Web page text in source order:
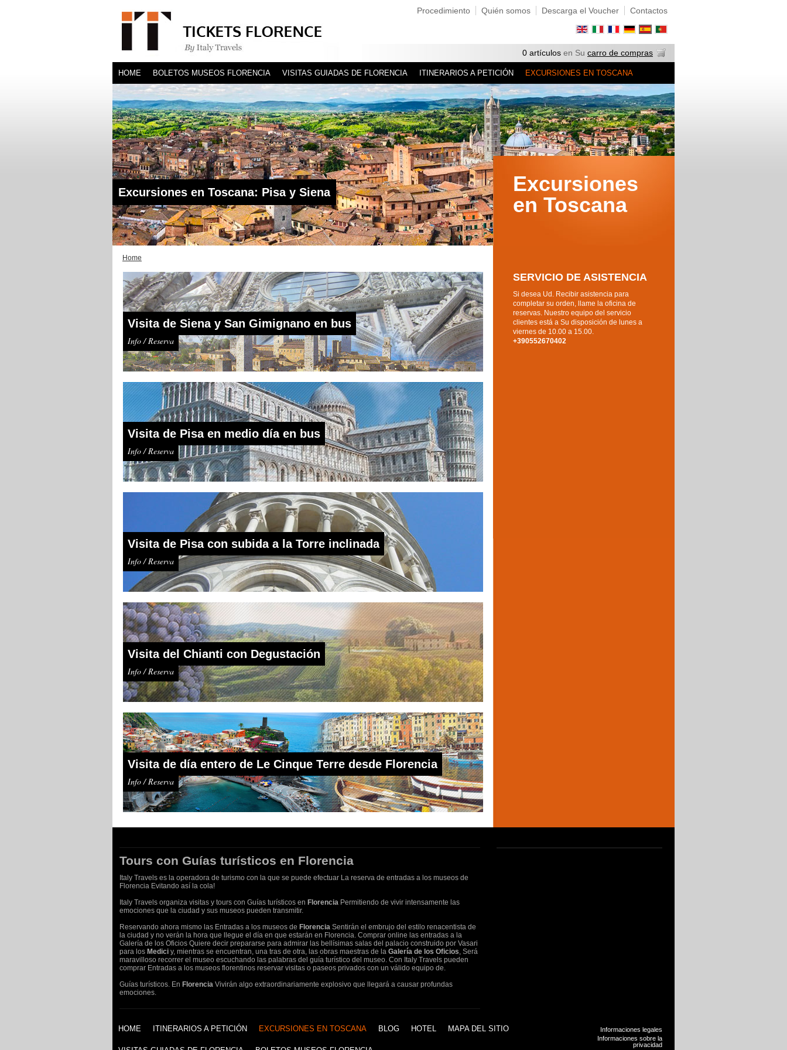
Procedimiento Quién somos Descarga el Voucher Contactos
0 artículos en Su carro de compras
HOME BOLETOS MUSEOS FLORENCIA VISITAS GUIADAS DE FLORENCIA ITINERARIOS A PETICIÓN EXCURSIONES EN TOSCANA
BLOG HOTEL
Excursiones en Toscana: Pisa y Siena
Excursiones
en Toscana
Home
Visita de Siena y San Gimignano en bus
Info / Reserva
Visita de Pisa en medio día en bus
Info / Reserva
Visita de Pisa con subida a la Torre inclinada
Info / Reserva
Visita del Chianti con Degustación
Info / Reserva
Visita de día entero de Le Cinque Terre desde Florencia
Info / Reserva
SERVICIO DE ASISTENCIA
Si desea Ud. Recibir asistencia para
completar su orden, llame la oficina de
reservas. Nuestro equipo del servicio
clientes está a Su disposición de lunes a
viernes de 10.00 a 15.00.
+390552670402
Tours con Guías turísticos en Florencia
Italy Travels es la operadora de turismo con la que se puede efectuar La reserva de entradas a los museos de
Florencia Evitando así la cola!
Italy Travels organiza visitas y tours con Guías turísticos en Florencia Permitiendo de vivir intensamente las
emociones que la ciudad y sus museos pueden transmitir.
Reservando ahora mismo las Entradas a los museos de Florencia Sentirán el embrujo del estilo renacentista de
la ciudad y no verán la hora que llegue el día en que estarán en Florencia. Comprar online las entradas a la
Galería de los Oficios Quiere decir prepararse para admirar las bellísimas salas del palacio construido por Vasari
para los Medici y, mientras se encuentran, una tras de otra, las obras maestras de la Galería de los Oficios, Será
maravilloso recorrer el museo escuchando las palabras del guía turístico del museo. Con Italy Travels pueden
comprar Entradas a los museos florentinos reservar visitas o paseos privados con un válido equipo de.
Guías turísticos. En Florencia Vivirán algo extraordinariamente explosivo que llegará a causar profundas
emociones.
HOME ITINERARIOS A PETICIÓN EXCURSIONES EN TOSCANA BLOG HOTEL MAPA DEL SITIO
Informaciones legales
Informaciones sobre la
privacidad